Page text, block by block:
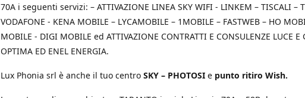
70A i seguenti servizi: – ATTIVAZIONE LINEA SKY WIFI - LINKEM – TISCALI –
VODAFONE - KENA MOBILE – LYCAMOBILE – 1MOBILE – FASTWEB – HO
MOBILE - DIGI MOBILE ed ATTIVAZIONE CONTRATTI E CONSULENZE LUCE E
OPTIMA ED ENEL ENERGIA.
Lux Phonia srl è anche il tuo centro SKY – PHOTOSI e punto ritiro Wish.